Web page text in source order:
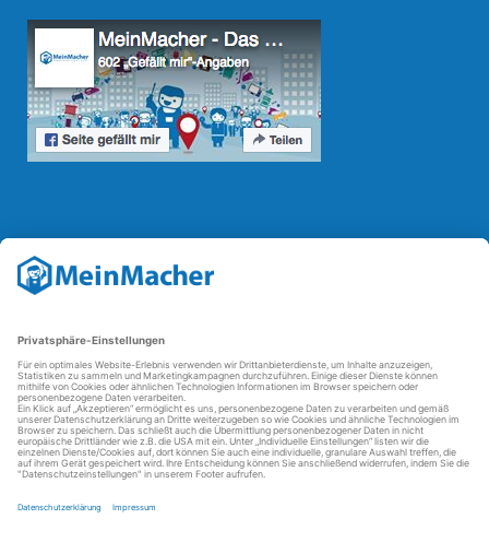
Reparatur Revolution
Mit derReparatur-Revolution
Reparaturbedingungen in Deutschland: Für Produkte, die sich gut
reparierenden Betriebe und des Reparatur-Know-hows in
Deutschland.
Weitere Informationen
FAQ - häufig gestellte Fragen
Partner werden
Über uns